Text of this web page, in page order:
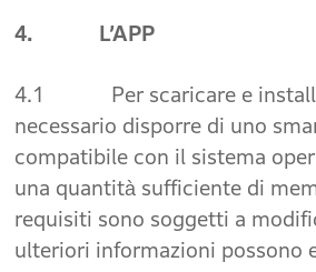
4. L’APP
4.1 Per scaricare e
necessario disporre di uno
compatibile con il sistema
una quantità sufficiente di
requisiti sono soggetti a
ulteriori informazioni possono